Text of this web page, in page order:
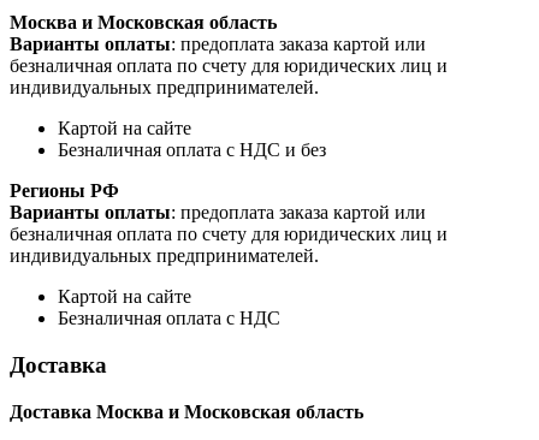
Москва и Московская область
Варианты оплаты: предоплата заказа картой или
безналичная оплата по счету для юридических лиц и
индивидуальных предпринимателей.
Картой на сайте
Безналичная оплата с НДС и без
Регионы РФ
Варианты оплаты: предоплата заказа картой или
безналичная оплата по счету для юридических лиц и
индивидуальных предпринимателей.
Картой на сайте
Безналичная оплата с НДС
Доставка
Доставка Москва и Московская область